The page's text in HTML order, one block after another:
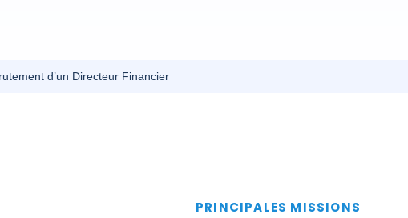
d’un Directeur Financier
PRINCIPALES MISSIONS